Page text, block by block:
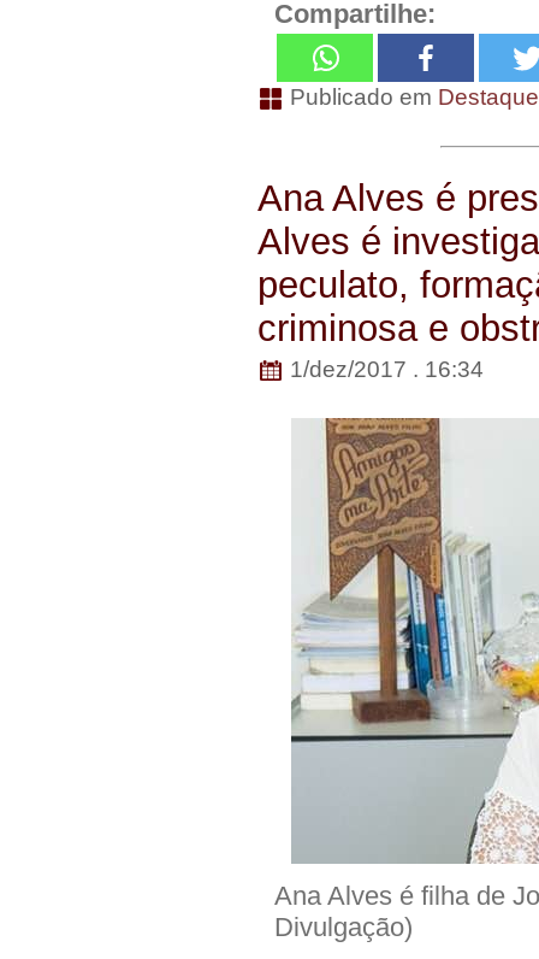
Compartilhe:
Publicado em
Ana Alves é
Alves é
peculato,
criminosa e
1/dez/2017 . 16:34
Ana Alves é filha de
Divulgação)